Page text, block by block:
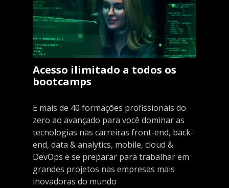
Acesso ilimitado a todos os
bootcamps
E mais de 40 formações profissionais do
zero ao avançado para você dominar as
tecnologias nas carreiras front-end, back-
end, data & analytics, mobile, cloud &
DevOps e se preparar para trabalhar em
grandes projetos nas empresas mais
inovadoras do mundo